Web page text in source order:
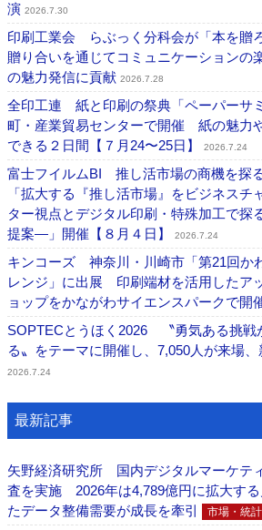
演 2026.7.30
印刷工業会 らぶっく分科会が「本を贈
贈り合いを通じてコミュニケーションの
の魅力発信に貢献 2026.7.28
全印工連 紙と印刷の祭典「ペーパーサ
町・産業貿易センターで開催 紙の魅力
できる２日間【７月24〜25日】
2026.7.24
富士フイルムBI 推し活市場の商機を探
「拡大する『推し活市場』をビジネス
ター視点とデジタル印刷・特殊加工で探
提案―」開催【８月４日】
2026.7.24
キンコーズ 神奈川・川崎市「第21回か
レンジ」に出展 印刷端材を活用したア
ョップをかながわサイエンスパークで開
SOPTECとうほく2026 〝勇気ある挑戦
る〟をテーマに開催し、7,050人が来場
2026.7.24
最新記事
矢野経済研究所 国内デジタルマーケテ
査を実施 2026年は4,789億円に拡大す
たデータ整備需要が成長を牽引
市場・統計